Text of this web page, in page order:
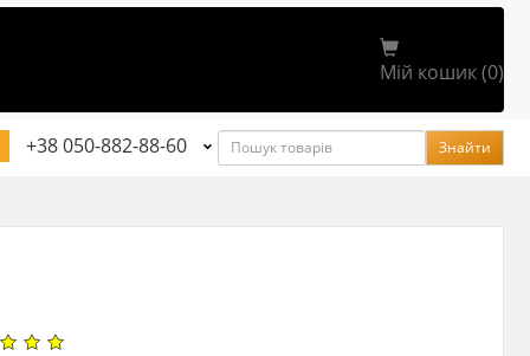
Мій кошик (0)
+38 050-882-88-60 Пошук Знайти